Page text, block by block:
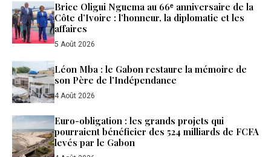
Brice Oligui Nguema au 66ᵉ anniversaire de la
Côte d’Ivoire : l’honneur, la diplomatie et les
affaires
5 Août 2026
Léon Mba : le Gabon restaure la mémoire de
son Père de l’Indépendance
4 Août 2026
Euro-obligation : les grands projets qui
pourraient bénéficier des 524 milliards de FCFA
levés par le Gabon